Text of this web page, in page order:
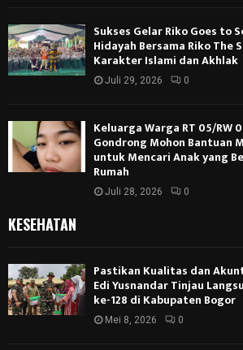
Sukses Gelar Riko Goes to
Hidayah Bersama Riko The
Karakter Islami dan Akhlak
Juli 29, 2026 0
Keluarga Warga RT 05/RW
Gondrong Mohon Bantuan
untuk Mencari Anak yang
Rumah
Juli 28, 2026 0
KESEHATAN
Pastikan Kualitas dan
Edi Yusnandar Tinjau
ke-128 di Kabupaten Bogor
Mei 8, 2026 0